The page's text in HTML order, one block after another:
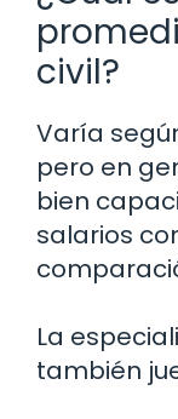
civil?
Varía
pero en
bien
salarios
La
también